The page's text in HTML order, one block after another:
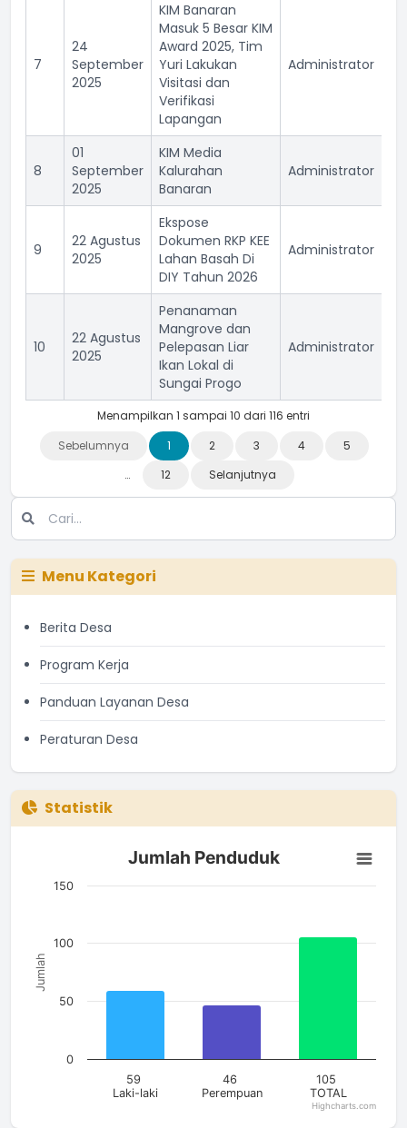
7
24
September
2025
KIM Banaran
Masuk 5 Besar KIM
Award 2025, Tim
Yuri Lakukan
Visitasi dan
Verifikasi
Lapangan
Administrator
8
01
September
2025
KIM Media
Kalurahan
Banaran
Administrator
9
22 Agustus
2025
Ekspose
Dokumen RKP KEE
Lahan Basah Di
DIY Tahun 2026
Administrator
10
22 Agustus
2025
Penanaman
Mangrove dan
Pelepasan Liar
Ikan Lokal di
Sungai Progo
Administrator
Menampilkan 1 sampai 10 dari 116 entri
Sebelumnya
1 2 3 4
5
…
12 Selanjutnya
Menu Kategori
Berita Desa
Program Kerja
Panduan Layanan Desa
Peraturan Desa
Statistik
Jumlah Penduduk
Bar chart with 3 bars.
The chart has 1 X axis displaying categories.
Jumlah
Jumlah Penduduk
59
Laki-laki
46
Perempuan
105
TOTAL
0
50
100
150
Highcharts.com